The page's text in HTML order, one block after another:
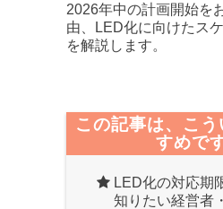
2026年中の計画開始を
由、LED化に向けたス
を解説します。
この記事は、こ
すめで
LED化の対応期
知りたい経営者